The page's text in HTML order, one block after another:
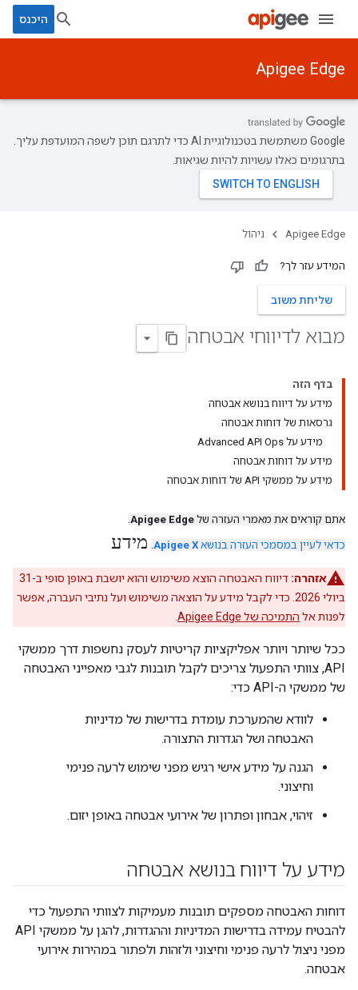
היכנס
Apigee Edge
‫Google משתמשת בטכנולוגיית AI כדי לתרגם תוכן לשפה המועדפת עליך.
בתרגומים כאלו עשויות להיות שגיאות.
Apigee Edge ניהול
המידע עזר לך?
שליחת משוב
מבוא לדיווחי אבטחה
בדף הזה
מידע על דיווח בנושא אבטחה
גרסאות של דוחות אבטחה
מידע על Advanced API Ops
מידע על דוחות אבטחה
מידע על ממשקי API של דוחות אבטחה
אתם קוראים את מאמרי העזרה של Apigee Edge
.
כדאי לעיין במסמכי העזרה בנושא Apigee X
. מידע
אזהרה:
דיווח האבטחה הוצא משימוש והוא יושבת באופן סופי ב-31
ביולי 2026. כדי לקבל מידע על הוצאה משימוש ועל נתיבי העברה, אפשר
לפנות אל התמיכה של Apigee Edge
ככל שיותר ויותר אפליקציות קריטיות לעסק נחשפות דרך ממשקי
API, צוותי התפעול צריכים לקבל תובנות לגבי מאפייני האבטחה
של ממשקי ה-API כדי:
לוודא שהמערכת עומדת בדרישות של מדיניות
האבטחה ושל הגדרות התצורה.
הגנה על מידע אישי רגיש מפני שימוש לרעה פנימי
וחיצוני.
זיהוי, אבחון ופתרון של אירועי אבטחה באופן יזום.
מידע על דיווח בנושא אבטחה
דוחות האבטחה מספקים תובנות מעמיקות לצוותי התפעול כדי
להבטיח עמידה בדרישות המדיניות וההגדרות, להגן על ממשקי API
מפני ניצול לרעה פנימי וחיצוני ולזהות ולפתור במהירות אירועי
אבטחה.